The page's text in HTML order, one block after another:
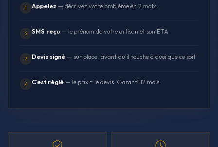
1 Appelez — décrivez votre problème en 2 mots
2 SMS reçu — le prénom de votre artisan et son ETA
3 Devis signé — sur place, avant qu'il touche à quoi que ce soit
4 C'est réglé — le prix = le devis. Garanti 12 mois.